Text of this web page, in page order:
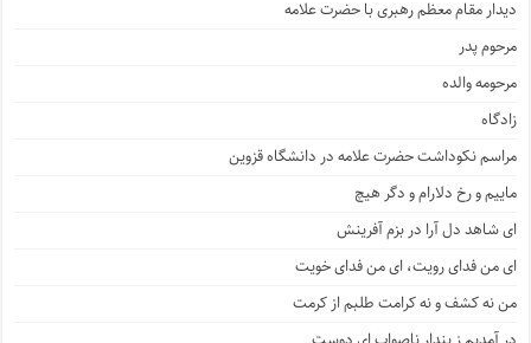
دیدار مقام معظم رهبری با حضرت علامه
مرحوم پدر
مرحومه والده
زادگاه
مراسم نکوداشت حضرت علامه در دانشگاه قزوین
ماییم و رخ دلارام و دگر هیچ
ای شاهد دل آرا در بزم آفرینش
ای من فدای رویت، ای من فدای خویت
من نه کشف و نه کرامت طلبم از کرمت